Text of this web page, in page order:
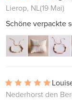
Lierop, NL(19 Mai)
Schöne verpackte
Nederhorst den